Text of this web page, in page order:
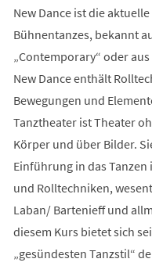
New Dance ist die
Bühnentanzes, bekannt
„Contemporary“ oder
New Dance enthält
Bewegungen und
Tanztheater ist Theater
Körper und über Bilder.
Einführung in das
und Rolltechniken,
Laban/ Bartenieff und
diesem Kurs bietet sich
„gesündesten Tanzstil“